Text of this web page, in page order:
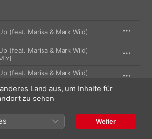
(feat. Marisa & Mark Wild)
(feat. Marisa & Mark Wild)
(feat. Marisa & Mark Wild)
(feat. Marisa & Mark Wild)
(feat. Marisa & Mark Wild) [Steve
Land aus, um Inhalte für
zu sehen
Weiter